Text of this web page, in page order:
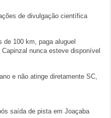
de divulgação científica
de 100 km, paga aluguel
nunca esteve disponível
e não atinge diretamente SC,
saída de pista em Joaçaba